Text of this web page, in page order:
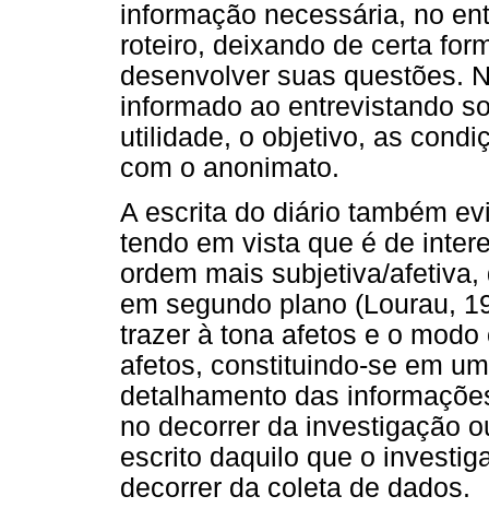
informação necessária, no
roteiro, deixando de certa
desenvolver suas questões.
informado ao entrevistando
utilidade, o objetivo, as
com o anonimato.
A escrita do diário também
tendo em vista que é de
ordem mais subjetiva/
em segundo plano (Lourau,
trazer à tona afetos e o
afetos, constituindo-se em
detalhamento das
no decorrer da investigação
escrito daquilo que o
decorrer da coleta de dados.